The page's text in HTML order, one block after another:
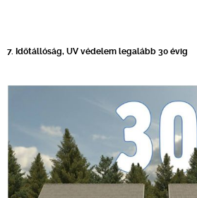
7. Időtállóság, UV védelem legalább 30 évig